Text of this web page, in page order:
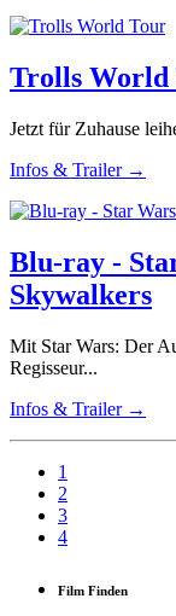
Trolls World
Jetzt für Zuhause
Infos & Trailer →
Blu-ray -
Skywalkers
Mit Star Wars: Der
Regisseur...
Infos & Trailer →
1
2
3
4
Film Finden